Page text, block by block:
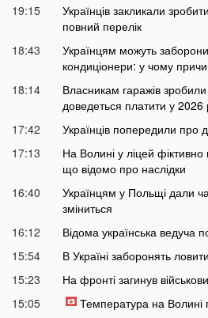
19:15
Українців закликали
повний перелік
18:43
Українцям можуть
кондиціонери: у чому
18:14
Власникам гаражів
доведеться платити у 2026
17:42
Українців попередили про
17:13
На Волині у ліцей
що відомо про наслідки
16:40
Українцям у Польщі дали
зміниться
16:12
Відома українська ведуча
15:54
В Україні заборонять
15:23
На фронті загинув
15:05
Температура на Волині